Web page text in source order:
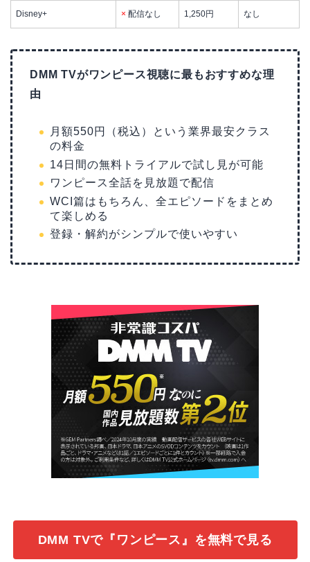
Disney+ × 配信なし 1,250円 なし
DMM TVがワンピース視聴に最もおすすめな理
由
月額550円（税込）という業界最安クラス
の料金
14日間の無料トライアルで試し見が可能
ワンピース全話を見放題で配信
WCI篇はもちろん、全エピソードをまとめ
て楽しめる
登録・解約がシンプルで使いやすい
DMM TVで『ワンピース』を無料で見る